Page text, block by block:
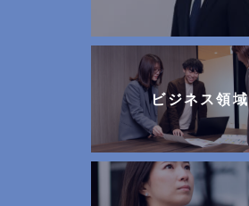
ビジネス領域